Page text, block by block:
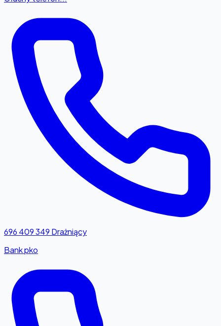
696 409 349 Drażniący
Bank pko